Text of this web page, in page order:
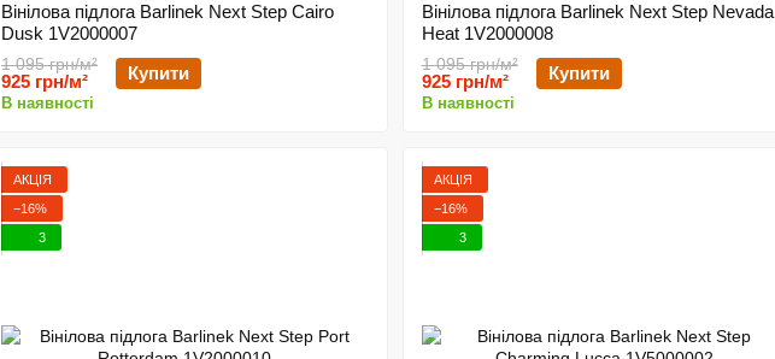
Вінілова підлога Barlinek Next Step Cairo
Dusk 1V2000007
1 095 грн/м²
925 грн/м² Купити
В наявності
Вінілова підлога Barlinek Next Step Nevada
Heat 1V2000008
1 095 грн/м²
925 грн/м² Купити
В наявності
АКЦІЯ
−16%
3
АКЦІЯ
−16%
3